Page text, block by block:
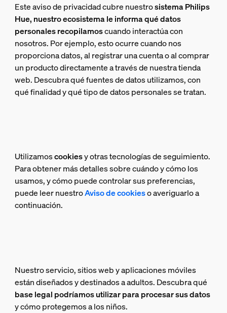
Este aviso de privacidad cubre nuestrosistema Philips
Hue, nuestro ecosistema le informa qué datos
personales recopilamoscuando interactúa con
nosotros. Por ejemplo, esto ocurre cuando nos
proporciona datos, al registrar una cuenta o al comprar
un producto directamente a través de nuestra tienda
web. Descubra qué fuentes de datos utilizamos, con
qué finalidad y qué tipo de datos personales se tratan.
Utilizamoscookiesy otras tecnologías de seguimiento.
Para obtener más detalles sobre cuándo y cómo los
usamos, y cómo puede controlar sus preferencias,
puede leer nuestroAviso de cookieso averiguarlo a
continuación.
Nuestro servicio, sitios web y aplicaciones móviles
están diseñados y destinados a adultos. Descubra qué
base legal podríamos utilizar para procesar sus datos
y cómo protegemos a los niños.